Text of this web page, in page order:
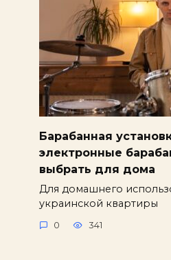
Барабанная
электронные
выбрать для дома
Для домашнего
украинской квартиры
0 341